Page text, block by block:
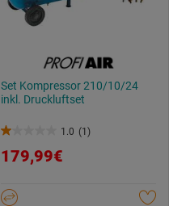
Set Kompressor 210/10/24
inkl. Druckluftset
1.0 (1)
1.0
von
Sternen.
179,99€